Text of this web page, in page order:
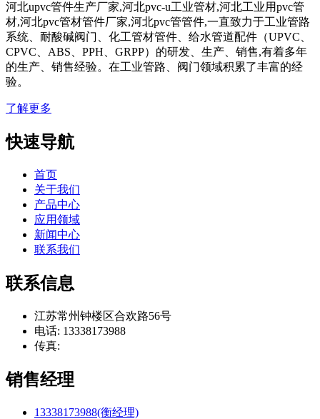
河北upvc管件生产厂家,河北pvc-u工业管材,河北工业用pvc管
材,河北pvc管材管件厂家,河北pvc管管件,一直致力于工业管路
系统、耐酸碱阀门、化工管材管件、给水管道配件（UPVC、
CPVC、ABS、PPH、GRPP）的研发、生产、销售,有着多年
的生产、销售经验。在工业管路、阀门领域积累了丰富的经
验。
了解更多
快速导航
首页
关于我们
产品中心
应用领域
新闻中心
联系我们
联系信息
江苏常州钟楼区合欢路56号
电话: 13338173988
传真:
销售经理
13338173988(衡经理)